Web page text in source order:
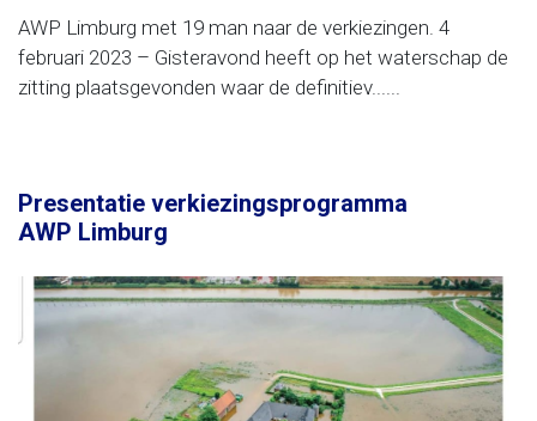
AWP Limburg met 19 man naar de verkiezingen. 4
februari 2023 – Gisteravond heeft op het waterschap de
zitting plaatsgevonden waar de definitiev......
Presentatie verkiezingsprogramma
AWP Limburg